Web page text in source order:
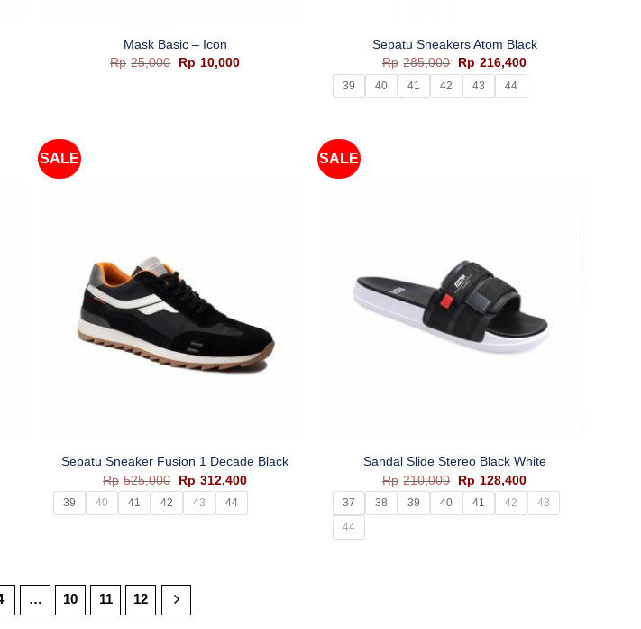
Mask Basic – Icon
Rp 25,000
Harga
aslinya
Rp 10,000Harga
Sepatu Sneakers Atom Black
Rp 285,000
Harga
aslinya
adalah:
Rp285,000.
Rp 216,400Harga
saat
adalah:
39 40 41 42 43 44
SALE
Sepatu Sneaker Fusion 1 Decade Black
Rp 525,000
Harga
aslinya
adalah:
Rp525,000.
Rp 312,400Harga
saat
adalah:
39 40 41 42 43 44
SALE
Sandal Slide Stereo Black White
Rp 210,000
Harga
aslinya
adalah:
Rp210,000.
Rp 128,400Harga
saat
ini
adalah:
37 38 39 40 41 42
43
44
… 10 11 12